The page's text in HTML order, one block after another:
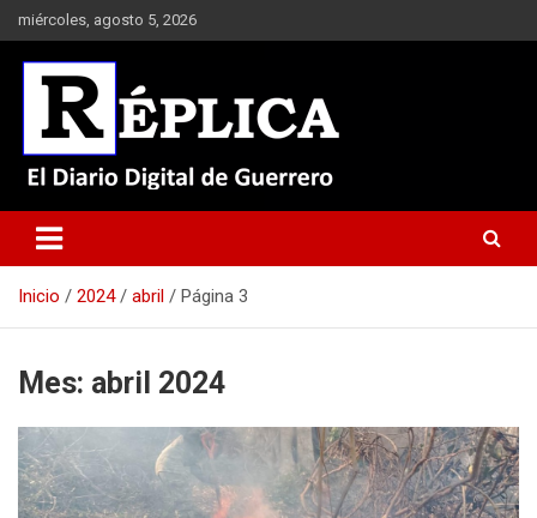
Saltar
al
contenido
miércoles, agosto 5, 2026
Réplica
Inicio 2024 abril Página 3
Mes: abril 2024